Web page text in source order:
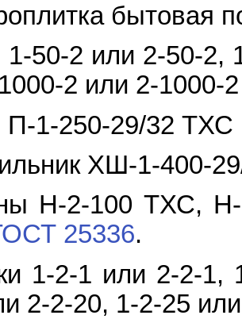
бытовая
50-2 или 2-50-2,
2 или 2-1000-
П-1-250-29/32
ХШ-1-400-
Н-2-100 ТХС,
25336.
1-2-1 или 2-2-1,
2-2-20, 1-2-25